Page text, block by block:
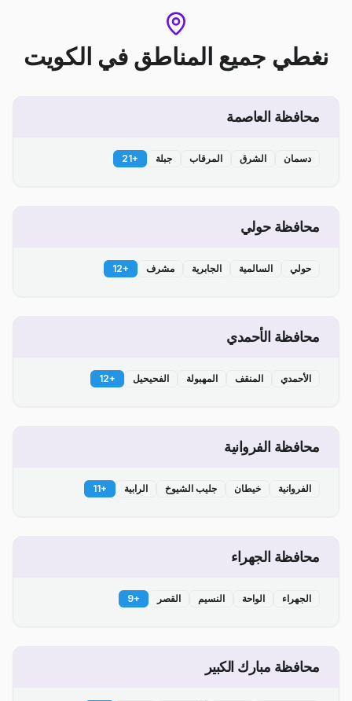
نغطي جميع المناطق في الكويت
محافظة العاصمة
دسمان الشرق المرقاب جبلة +
21
محافظة حولي
حولي السالمية الجابرية مشرف +
12
محافظة الأحمدي
الأحمدي المنقف المهبولة الفحيحيل +
12
محافظة الفروانية
الفروانية خيطان جليب الشيوخ الرابية +
11
محافظة الجهراء
الجهراء الواحة النسيم القصر +
9
محافظة مبارك الكبير